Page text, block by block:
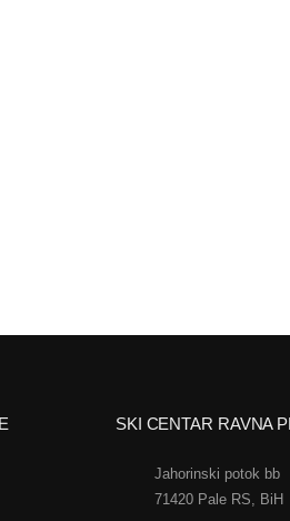
SKI CENTAR RAVNA
Jahorinski potok bb
71420 Pale RS, BiH